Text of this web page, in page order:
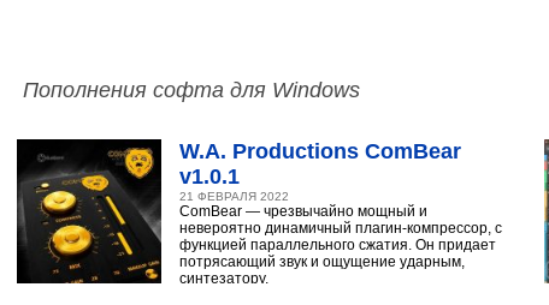
Пополнения софта для Windows
W.A. Productions ComBear
v1.0.1
21 ФЕВРАЛЯ 2022
ComBear — чрезвычайно мощный и
невероятно динамичный плагин-компрессор, с
функцией параллельного сжатия. Он придает
потрясающий звук и ощущение ударным,
синтезатору,